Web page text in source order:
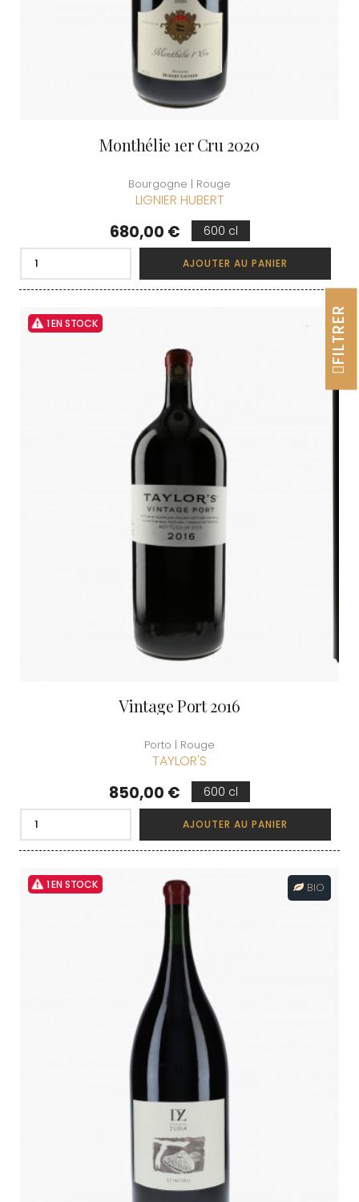
Monthélie 1er Cru 2020
Bourgogne | Rouge
LIGNIER HUBERT
Prix
680,00 € 600 cl
AJOUTER AU PANIER
1 EN STOCK
Vintage Port 2016
Porto | Rouge
TAYLOR'S
Prix
850,00 € 600 cl
AJOUTER AU PANIER
1 EN STOCK BIO
FILTRER